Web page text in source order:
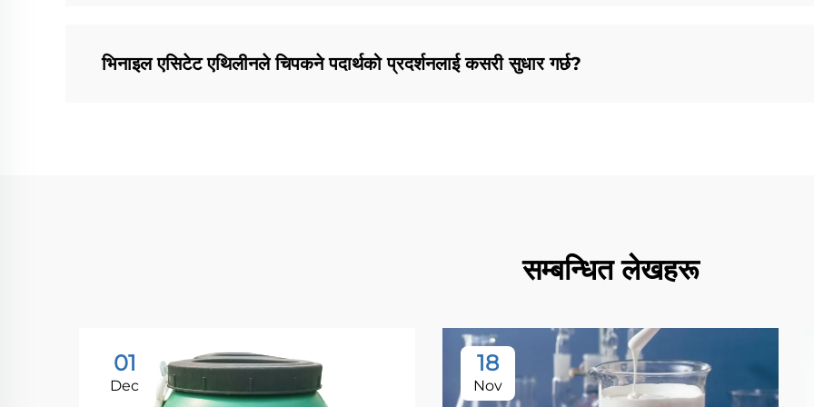
भिनाइल एसिटेट एथिलीनले चिपकने पदार्थको प्रदर्शनलाई कसरी सुधार गर्छ?
सम्बन्धित लेखहरू
01
Dec
18
Nov